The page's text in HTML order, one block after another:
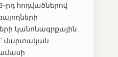
րդ հոդվածներով
կանոնագրքային
մարտական